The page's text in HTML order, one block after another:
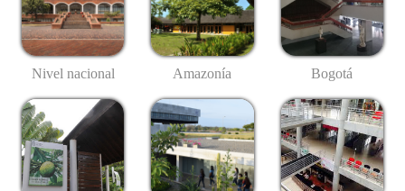
Nivel nacional Amazonía Bogotá